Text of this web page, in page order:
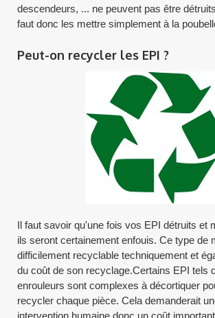
descendeurs, ... ne peuvent pas être
faut donc les mettre simplement à la
Peut-on recycler les EPI ?
Il faut savoir qu'une fois vos EPI détruits et
ils seront certainement enfouis. Ce type de
difficilement recyclable techniquement et
du coût de son recyclage.Certains EPI tels
enrouleurs sont complexes à décortiquer
recycler chaque pièce. Cela demanderait
intervention humaine donc un coût